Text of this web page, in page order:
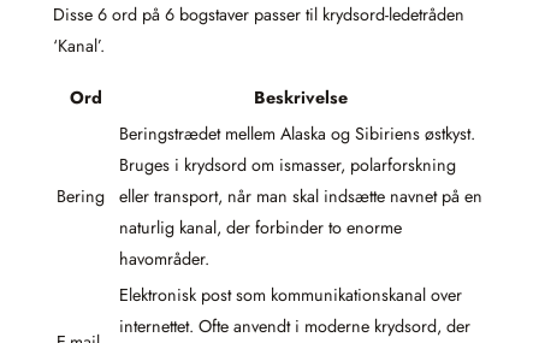
Disse 6 ord på 6 bogstaver passer til krydsord-ledetråden
‘Kanal’.
Ord Beskrivelse
Bering
Beringstrædet mellem Alaska og Sibiriens østkyst.
Bruges i krydsord om ismasser, polarforskning
eller transport, når man skal indsætte navnet på en
naturlig kanal, der forbinder to enorme
havområder.
Elektronisk post som kommunikationskanal over
internettet. Ofte anvendt i moderne krydsord, der